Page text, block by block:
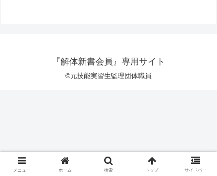
『解体新書会員』専用サイト
©元技能実習生監理団体職員
メニュー ホーム 検索 トップ サイドバー